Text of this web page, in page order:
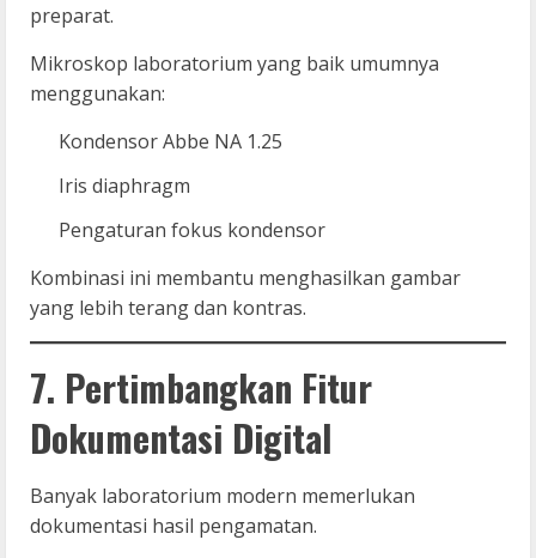
preparat.
Mikroskop laboratorium yang baik umumnya
menggunakan:
Kondensor Abbe NA 1.25
Iris diaphragm
Pengaturan fokus kondensor
Kombinasi ini membantu menghasilkan gambar
yang lebih terang dan kontras.
7. Pertimbangkan Fitur
Dokumentasi Digital
Banyak laboratorium modern memerlukan
dokumentasi hasil pengamatan.